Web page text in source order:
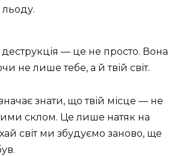
— це не просто. Вона
не лише тебе, а й твій світ.
знати, що твій місце — не
склом. Це лише натяк на
світ ми збудуємо заново, ще